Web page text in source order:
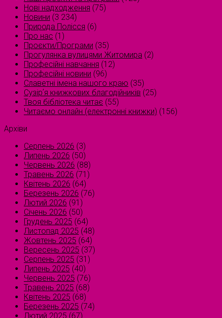
Нові надходження (75)
Новини (3 234)
Природа Полісся (6)
Про нас (1)
Проєкти/Програми (35)
Прогулянка вулицями Житомира (2)
Професійні навчання (12)
Професійні новини (96)
Славетні імена нашого краю (35)
Сузірʼя книжкових благодійників (25)
Твоя бібліотека читає (55)
Читаємо онлайн (електронні книжки) (156)
Архіви
Серпень 2026 (3)
Липень 2026 (50)
Червень 2026 (88)
Травень 2026 (71)
Квітень 2026 (64)
Березень 2026 (76)
Лютий 2026 (91)
Січень 2026 (50)
Грудень 2025 (64)
Листопад 2025 (48)
Жовтень 2025 (64)
Вересень 2025 (37)
Серпень 2025 (31)
Липень 2025 (40)
Червень 2025 (76)
Травень 2025 (68)
Квітень 2025 (68)
Березень 2025 (74)
Лютий 2025 (67)